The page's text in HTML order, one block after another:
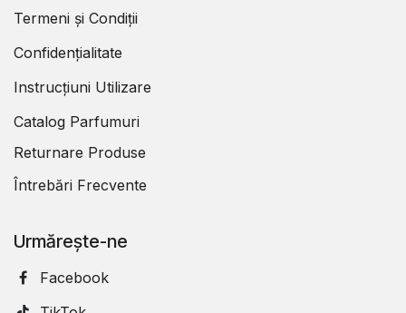
Termeni și Condiții
Confidențialitate
Instrucțiuni Utilizare
Catalog Parfumuri
Returnare Produse
Întrebări Frecvente
Urmărește-ne
Facebook